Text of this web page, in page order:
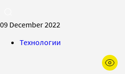
09 December 2022
Технологии